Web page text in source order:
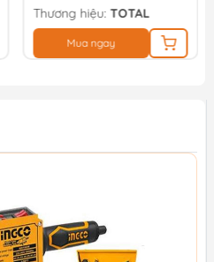
Thương hiệu:TOTAL
Mua ngay